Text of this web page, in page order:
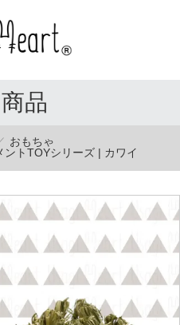
品
おもちゃ
ントTOYシリーズ | カワイ